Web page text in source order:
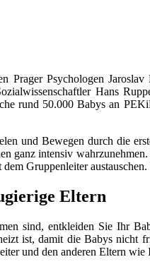
Prager Psychologen
Hans
rund 50.000 Babys an
und Bewegen durch die
ganz intensiv
Gruppenleiter
Eltern
sind, entkleiden Sie Ihr
ist, damit die Babys nicht
und den anderen Eltern